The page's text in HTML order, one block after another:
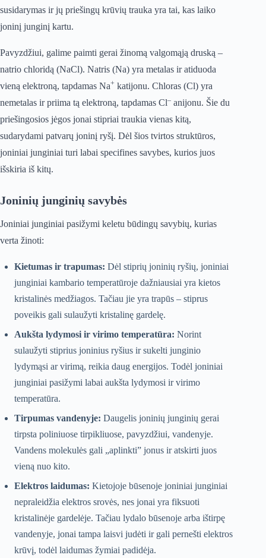
susidarymas ir jų priešingų krūvių trauka yra tai, kas laiko
joninį junginį kartu.
Pavyzdžiui, galime paimti gerai žinomą valgomąją druską –
natrio chloridą (NaCl). Natris (Na) yra metalas ir atiduoda
vieną elektroną, tapdamas Na+ katijonu. Chloras (Cl) yra
nemetalas ir priima tą elektroną, tapdamas Cl– anijonu. Šie du
priešingosios jėgos jonai stipriai traukia vienas kitą,
sudarydami patvarų joninį ryšį. Dėl šios tvirtos struktūros,
joniniai junginiai turi labai specifines savybes, kurios juos
išskiria iš kitų.
Joninių junginių savybės
Joniniai junginiai pasižymi keletu būdingų savybių, kurias
verta žinoti:
Kietumas ir trapumas: Dėl stiprių joninių ryšių, joniniai
junginiai kambario temperatūroje dažniausiai yra kietos
kristalinės medžiagos. Tačiau jie yra trapūs – stiprus
poveikis gali sulaužyti kristalinę gardelę.
Aukšta lydymosi ir virimo temperatūra: Norint
sulaužyti stiprius joninius ryšius ir sukelti junginio
lydymąsi ar virimą, reikia daug energijos. Todėl joniniai
junginiai pasižymi labai aukšta lydymosi ir virimo
temperatūra.
Tirpumas vandenyje: Daugelis joninių junginių gerai
tirpsta poliniuose tirpikliuose, pavyzdžiui, vandenyje.
Vandens molekulės gali „aplinkti” jonus ir atskirti juos
vieną nuo kito.
Elektros laidumas: Kietojoje būsenoje joniniai junginiai
nepraleidžia elektros srovės, nes jonai yra fiksuoti
kristalinėje gardelėje. Tačiau lydalo būsenoje arba ištirpę
vandenyje, jonai tampa laisvi judėti ir gali pernešti elektros
krūvį, todėl laidumas žymiai padidėja.